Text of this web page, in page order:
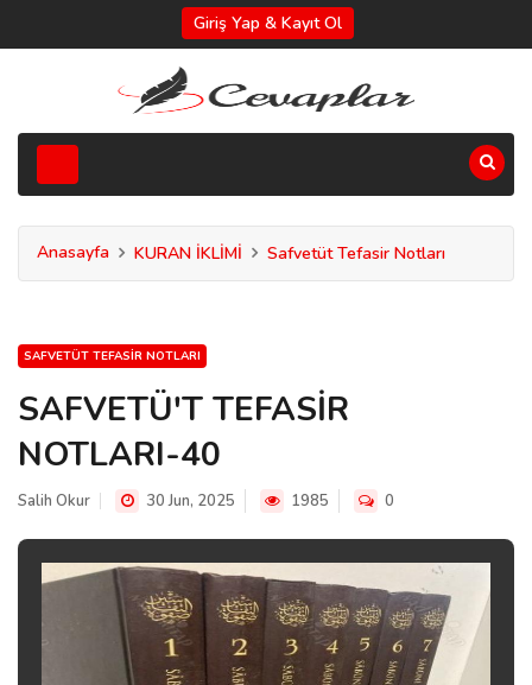
Giriş Yap & Kayıt Ol
Anasayfa KURAN İKLİMİ Safvetüt Tefasir Notları
SAFVETÜT TEFASIR NOTLARI
SAFVETÜ'T TEFASİR
NOTLARI-40
Salih Okur 30 Jun, 2025 1985 0